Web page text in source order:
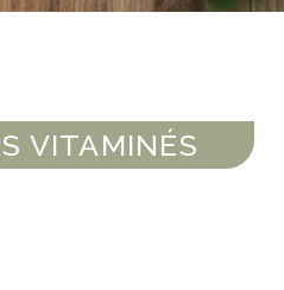
VITAMINÉS